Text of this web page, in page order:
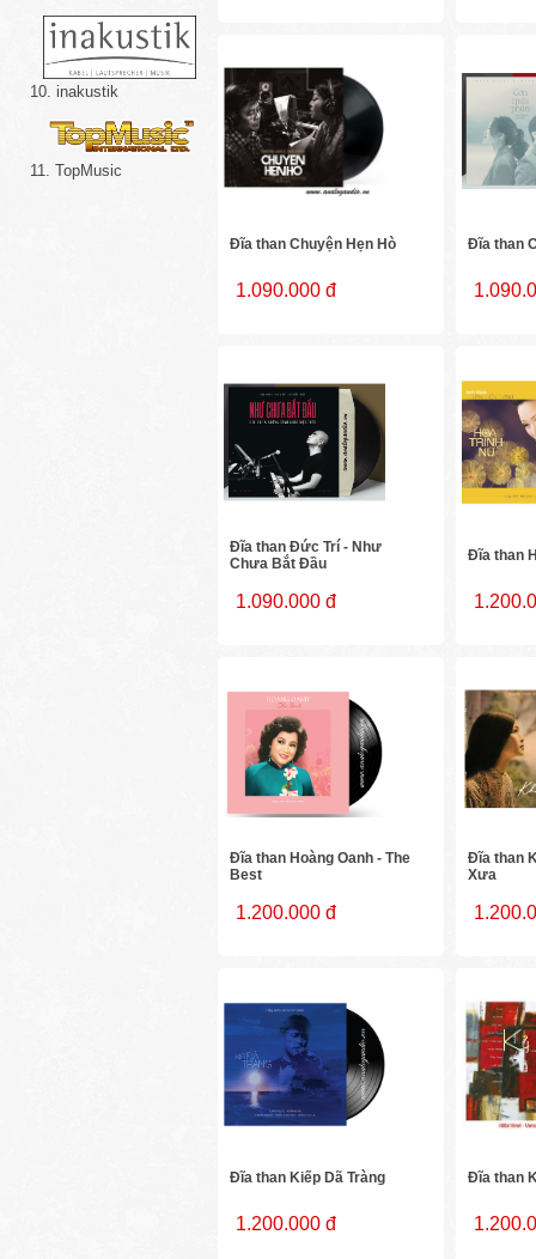
10. inakustik
11. TopMusic
Đĩa than Chuyện Hẹn Hò
1.090.000 đ
Đĩa than
Đĩa than Đức Trí - Như
Chưa Bắt Đầu
1.090.000 đ
Đĩa than
Đĩa than Hoàng Oanh - The
Best
1.200.000 đ
Đĩa than
Xưa
Đĩa than Kiếp Dã Tràng
1.200.000 đ
Đĩa than